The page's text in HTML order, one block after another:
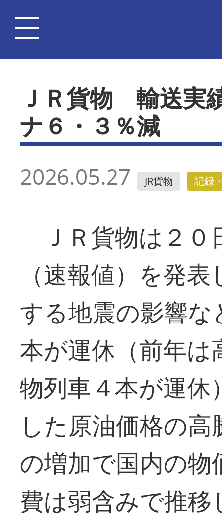
ＪＲ貨物 輸送実
ナ６・３％減
2026.05.27 JR貨物 記録
ＪＲ貨物は２０
（速報値）を発
する地震の影響
本が運休（前年は
物列車４本が運休
した原油価格の
の増加で国内の
費は弱含みで推移